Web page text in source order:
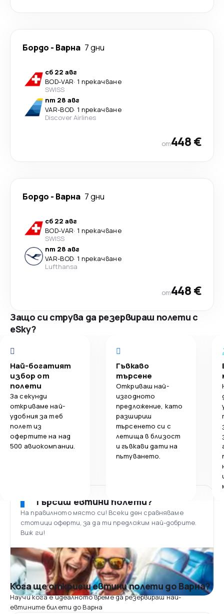
Бордо - Варна 7 дни
сб 22 авг
BOD-VAR· 1 прекачване
SWISS
пт 28 авг
VAR-BOD· 1 прекачване
Discover Airlines
от448 €
Бордо - Варна 7 дни
сб 22 авг
BOD-VAR· 1 прекачване
SWISS
пт 28 авг
VAR-BOD· 1 прекачване
Lufthansa
от448 €
Защо си струва да резервираш полети с
eSky?
Най-богатият
избор от
полети
За секунди
откриваме най-
удобния за теб
полет из
офертите на над
500 авиокомпании.
Гъвкаво
търсене
Откриваш най-
изгодното
предложение, като
разшириш
търсенето си с
летища в близост
и гъвкави дати на
пътуването.
Търсиш евтини полети?
На правилното място си! Всеки ден сравняваме
стотици оферти, за да ти предложим най-добрите.
Виж ги!
Кога ще откриеш евтини полети до Варна?
Научи кога е идеалното време да резервираш най-
евтините билети до Варна